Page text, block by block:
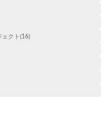
クト(16)